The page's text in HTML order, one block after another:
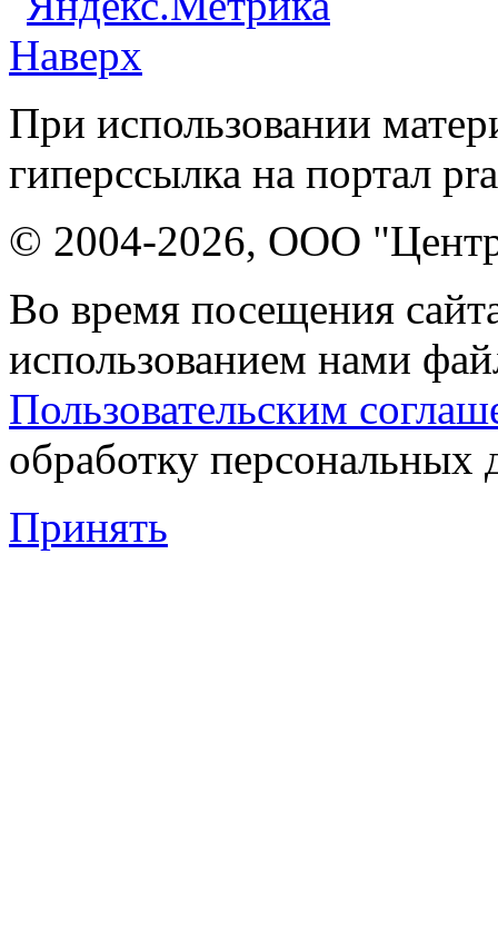
Наверх
При использовании
гиперссылка на портал
© 2004-2026, ООО "Центр
Во время посещения
использованием нами
Пользовательским
обработку персональных
Принять